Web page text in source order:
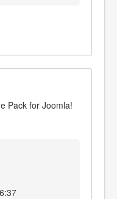
Pack for Joomla!